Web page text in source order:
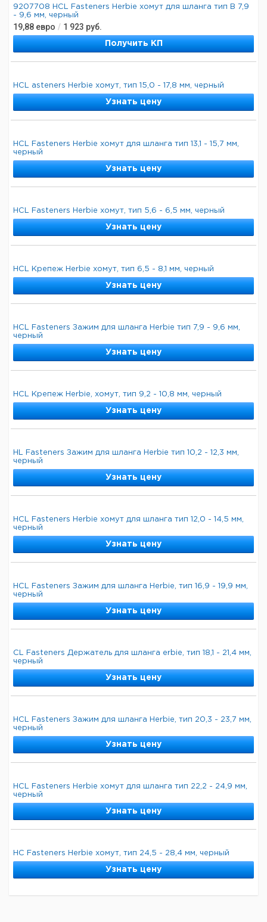
9207708 HCL Fasteners Herbie хомут для шланга тип B 7,9
- 9,6 мм, черный
19,88 евро / 1 923 руб.
Получить КП
HCL asteners Herbie хомут, тип 15,0 - 17,8 мм, черный
Узнать цену
HCL Fasteners Herbie хомут для шланга тип 13,1 - 15,7 мм,
черный
Узнать цену
HCL Fasteners Herbie хомут, тип 5,6 - 6,5 мм, черный
Узнать цену
HCL Крепеж Herbie хомут, тип 6,5 - 8,1 мм, черный
Узнать цену
HCL Fasteners Зажим для шланга Herbie тип 7,9 - 9,6 мм,
черный
Узнать цену
HCL Крепеж Herbie, хомут, тип 9,2 - 10,8 мм, черный
Узнать цену
HL Fasteners Зажим для шланга Herbie тип 10,2 - 12,3 мм,
черный
Узнать цену
HCL Fasteners Herbie хомут для шланга тип 12,0 - 14,5 мм,
черный
Узнать цену
HCL Fasteners Зажим для шланга Herbie, тип 16,9 - 19,9 мм,
черный
Узнать цену
CL Fasteners Держатель для шланга erbie, тип 18,1 - 21,4 мм,
черный
Узнать цену
HCL Fasteners Зажим для шланга Herbie, тип 20,3 - 23,7 мм,
черный
Узнать цену
HCL Fasteners Herbie хомут для шланга тип 22,2 - 24,9 мм,
черный
Узнать цену
HC Fasteners Herbie хомут, тип 24,5 - 28,4 мм, черный
Узнать цену